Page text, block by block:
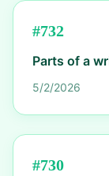
#732
Parts of a
5/2/2026
#730